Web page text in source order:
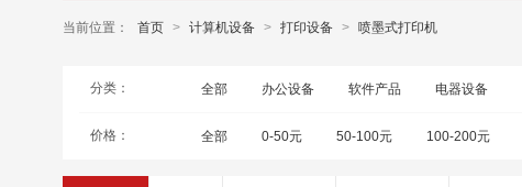
当前位置： 首页 > 计算机设备 > 打印设备 > 喷墨式打印机
分类： 全部 办公设备 软件产品 电器设备
价格： 全部 0-50元 50-100元 100-200元